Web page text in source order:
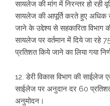
सायलेज की मांग में निरन्तर हो रही
सायलेज की आपूर्ति करते हुए अधिक
जाने के उद्देश्य से सहकारिता विभाग
सायलेज पर वर्तमान में दिये जा रहे
प्रतिशत किये जाने का लिया गया
12. डेरी विकास विभाग की साईलेज
साईलेज पर अनुदान दर 60 प्रतिशत
अनुमोदन।